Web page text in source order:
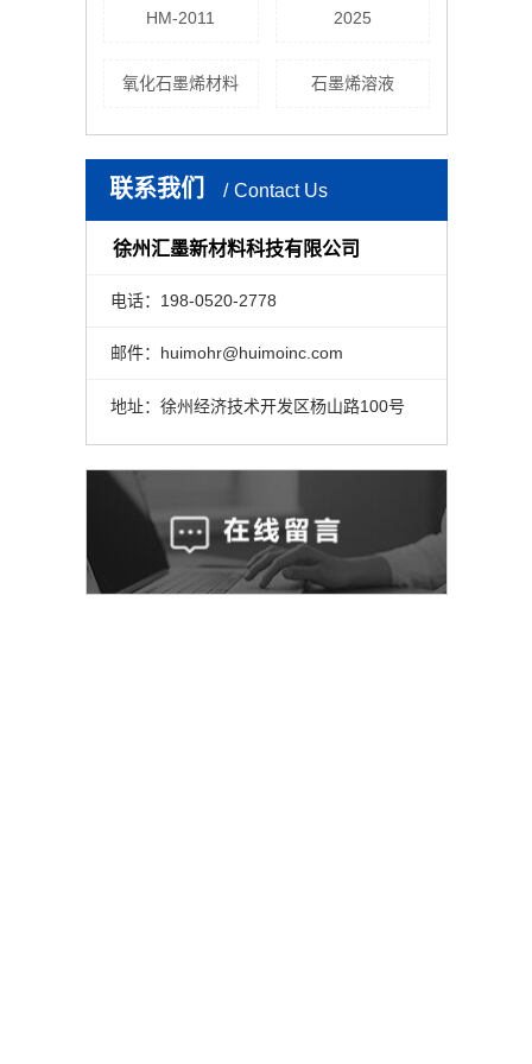
HM-2011 2025
氧化石墨烯材料 石墨烯溶液
联系我们 Contact Us
徐州汇墨新材料科技有限公司
电话：198-0520-2778
邮件：huimohr@huimoinc.com
地址：徐州经济技术开发区杨山路100号